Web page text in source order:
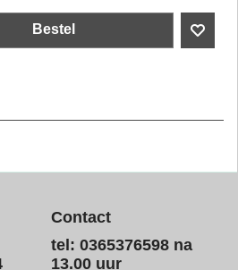
Bestel
Contact
tel: 0365376598 na
13.00 uur